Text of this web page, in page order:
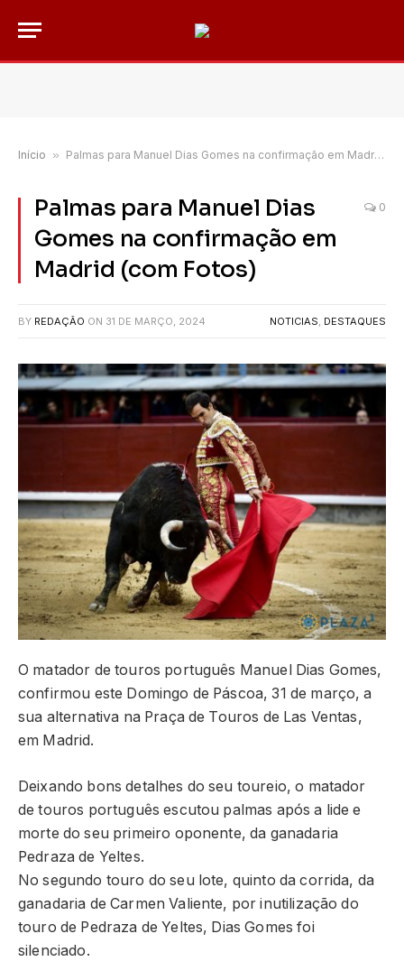
Início » Palmas para Manuel Dias Gomes na confirmação em Madrid (com Fotos)
Palmas para Manuel Dias
Gomes na confirmação em
Madrid (com Fotos)
0
BY REDAÇÃO ON 31 DE MARÇO, 2024 NOTICIAS, DESTAQUES
O matador de touros português Manuel Dias Gomes,
confirmou este Domingo de Páscoa, 31 de março, a
sua alternativa na Praça de Touros de Las Ventas,
em Madrid.
Deixando bons detalhes do seu toureio, o matador
de touros português escutou palmas após a lide e
morte do seu primeiro oponente, da ganadaria
Pedraza de Yeltes.
No segundo touro do seu lote, quinto da corrida, da
ganadaria de Carmen Valiente, por inutilização do
touro de Pedraza de Yeltes, Dias Gomes foi
silenciado.